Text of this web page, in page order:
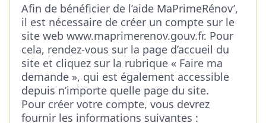
Afin de bénéficier de l’aide MaPrimeRénov’,
il est nécessaire de créer un compte sur le
site web www.maprimerenov.gouv.fr. Pour
cela, rendez-vous sur la page d’accueil du
site et cliquez sur la rubrique « Faire ma
demande », qui est également accessible
depuis n’importe quelle page du site.
Pour créer votre compte, vous devrez
fournir les informations suivantes :